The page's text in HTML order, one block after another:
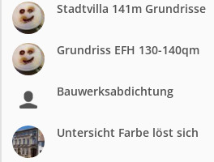
Stadtvilla 141m Grundrisse
Grundriss EFH 130-140qm
Bauwerksabdichtung
Untersicht Farbe löst sich